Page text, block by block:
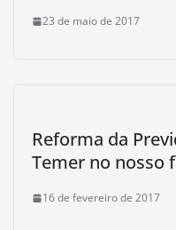
23 de maio de 2017
Reforma da
Temer no nosso
16 de fevereiro de 2017